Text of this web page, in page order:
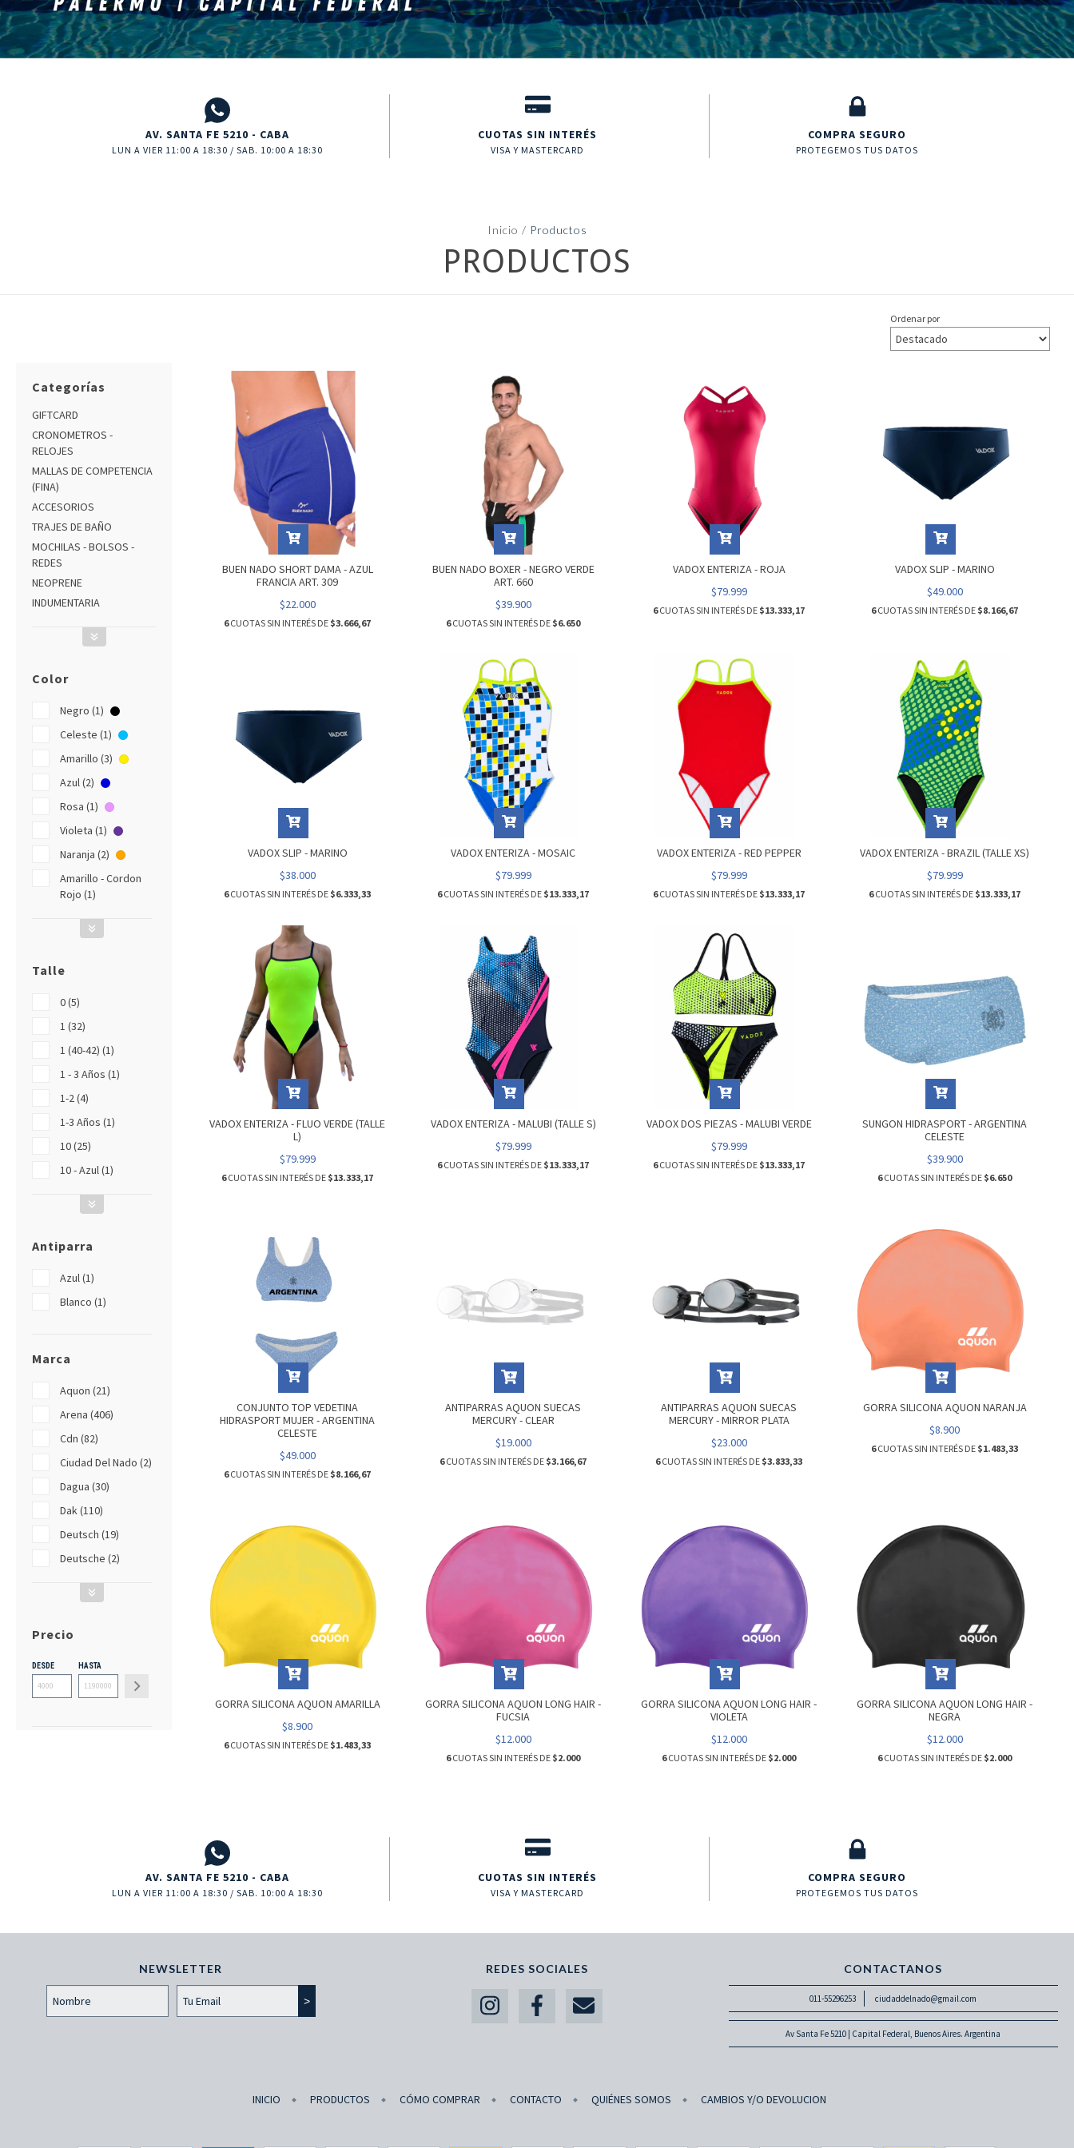
AV. SANTA FE 5210 - CABA
LUN A VIER 11:00 A 18:30 / SAB. 10:00 A 18:30
CUOTAS SIN INTERÉS
VISA Y MASTERCARD
COMPRA SEGURO
PROTEGEMOS TUS DATOS
Inicio / Productos
PRODUCTOS
Ordenar por
Categorías
GIFTCARD
CRONOMETROS -
RELOJES
MALLAS DE COMPETENCIA
(FINA)
ACCESORIOS
TRAJES DE BAÑO
MOCHILAS - BOLSOS -
REDES
NEOPRENE
INDUMENTARIA
Color
Negro (1)
Celeste (1)
Amarillo (3)
Azul (2)
Rosa (1)
Violeta (1)
Naranja (2)
Amarillo - Cordon
Rojo (1)
Talle
0 (5)
1 (32)
1 (40-42) (1)
1 - 3 Años (1)
1-2 (4)
1-3 Años (1)
10 (25)
10 - Azul (1)
Antiparra
Azul (1)
Blanco (1)
Marca
Aquon (21)
Arena (406)
Cdn (82)
Ciudad Del Nado (2)
Dagua (30)
Dak (110)
Deutsch (19)
Deutsche (2)
Precio
DESDE HASTA
BUEN NADO SHORT DAMA - AZUL
FRANCIA ART. 309
$22.000
6CUOTAS SIN INTERÉS DE $3.666,67
BUEN NADO BOXER - NEGRO VERDE
ART. 660
$39.900
6CUOTAS SIN INTERÉS DE $6.650
VADOX ENTERIZA - ROJA
$79.999
6CUOTAS SIN INTERÉS DE $13.333,17
VADOX SLIP - MARINO
$49.000
6CUOTAS SIN INTERÉS DE $8.166,67
VADOX SLIP - MARINO
$38.000
6CUOTAS SIN INTERÉS DE $6.333,33
VADOX ENTERIZA - MOSAIC
$79.999
6CUOTAS SIN INTERÉS DE $13.333,17
VADOX ENTERIZA - RED PEPPER
$79.999
6CUOTAS SIN INTERÉS DE $13.333,17
VADOX ENTERIZA - BRAZIL (TALLE XS)
$79.999
6CUOTAS SIN INTERÉS DE $13.333,17
VADOX ENTERIZA - FLUO VERDE (TALLE
L)
$79.999
6CUOTAS SIN INTERÉS DE $13.333,17
VADOX ENTERIZA - MALUBI (TALLE S)
$79.999
6CUOTAS SIN INTERÉS DE $13.333,17
VADOX DOS PIEZAS - MALUBI VERDE
$79.999
6CUOTAS SIN INTERÉS DE $13.333,17
SUNGON HIDRASPORT - ARGENTINA
CELESTE
$39.900
6CUOTAS SIN INTERÉS DE $6.650
CONJUNTO TOP VEDETINA
HIDRASPORT MUJER - ARGENTINA
CELESTE
$49.000
6CUOTAS SIN INTERÉS DE $8.166,67
ANTIPARRAS AQUON SUECAS
MERCURY - CLEAR
$19.000
6CUOTAS SIN INTERÉS DE $3.166,67
ANTIPARRAS AQUON SUECAS
MERCURY - MIRROR PLATA
$23.000
6CUOTAS SIN INTERÉS DE $3.833,33
GORRA SILICONA AQUON NARANJA
$8.900
6CUOTAS SIN INTERÉS DE $1.483,33
GORRA SILICONA AQUON AMARILLA
$8.900
6CUOTAS SIN INTERÉS DE $1.483,33
GORRA SILICONA AQUON LONG HAIR -
FUCSIA
$12.000
6CUOTAS SIN INTERÉS DE $2.000
GORRA SILICONA AQUON LONG HAIR -
VIOLETA
$12.000
6CUOTAS SIN INTERÉS DE $2.000
GORRA SILICONA AQUON LONG HAIR -
NEGRA
$12.000
6CUOTAS SIN INTERÉS DE $2.000
AV. SANTA FE 5210 - CABA
LUN A VIER 11:00 A 18:30 / SAB. 10:00 A 18:30
CUOTAS SIN INTERÉS
VISA Y MASTERCARD
COMPRA SEGURO
PROTEGEMOS TUS DATOS
NEWSLETTER REDES SOCIALES CONTACTANOS
011-55296253 ciudaddelnado@gmail.com
Av Santa Fe 5210 | Capital Federal, Buenos Aires. Argentina
INICIO PRODUCTOS CÓMO COMPRAR CONTACTO QUIÉNES SOMOS CAMBIOS Y/O DEVOLUCION